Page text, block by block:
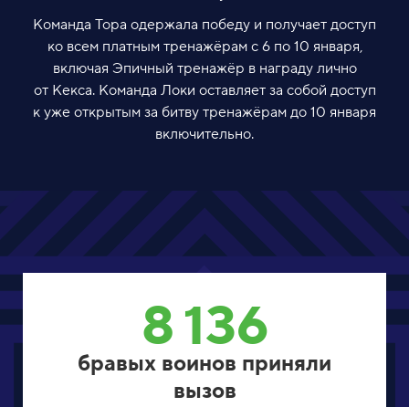
Команда Тора одержала победу и получает доступ
ко всем платным тренажёрам с 6 по 10 января,
включая Эпичный тренажёр в награду лично
от Кекса. Команда Локи оставляет за собой доступ
к уже открытым за битву тренажёрам до 10 января
включительно.
8 136
бравых воинов приняли
вызов